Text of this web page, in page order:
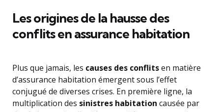
Les origines de la hausse des
conflits en assurance habitation
Plus que jamais, les causes des conflitsen matière
d’assurance habitation émergent sous l’effet
conjugué de diverses crises. En première ligne, la
multiplication des sinistres habitation causée par